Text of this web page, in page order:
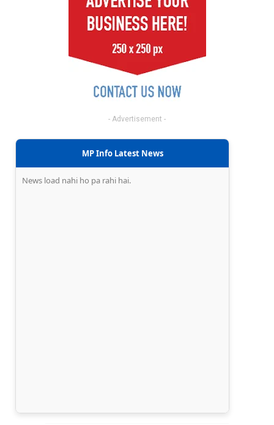
- Advertisement -
MP Info Latest News
News load nahi ho pa rahi hai.